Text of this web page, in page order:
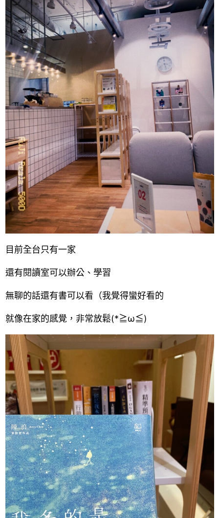
目前全台只有一家
還有閱讀室可以辦公、學習
無聊的話還有書可以看（我覺得蠻好看的
就像在家的感覺，非常放鬆(*≧ω≦)